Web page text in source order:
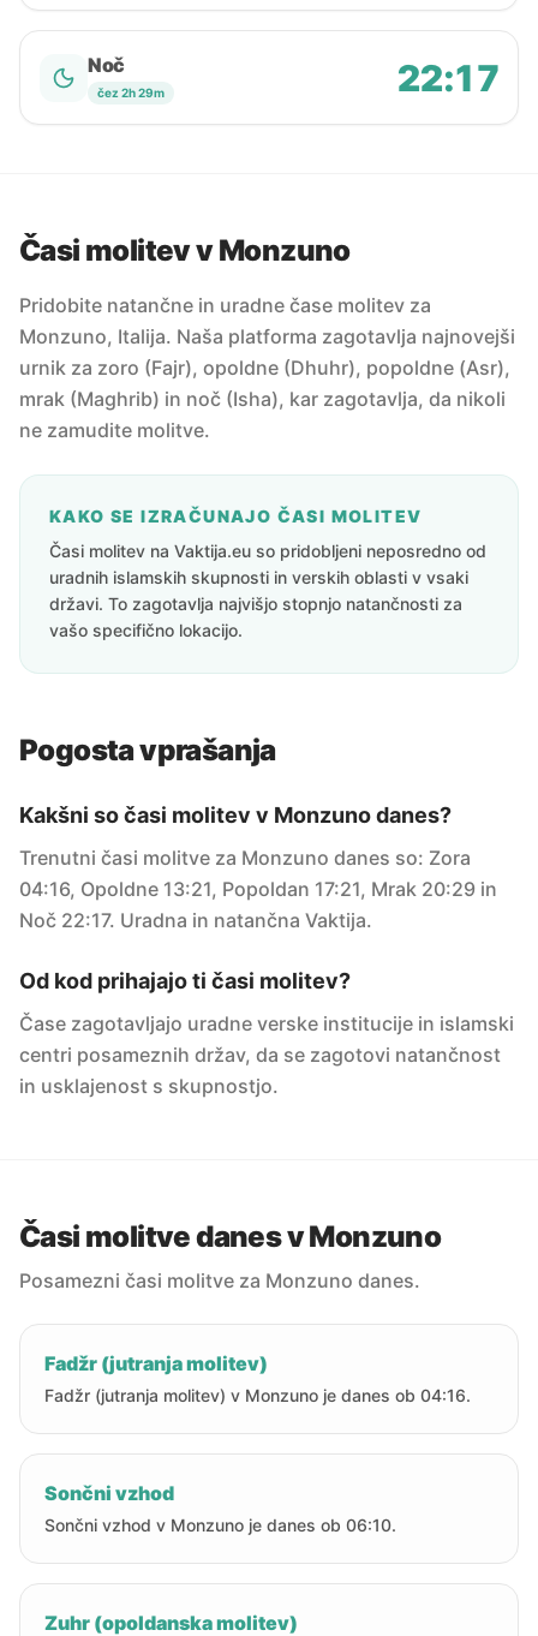
Noč
čez 2h 29m 22:17
Časi molitev v Monzuno
Pridobite natančne in uradne čase molitev za
Monzuno, Italija. Naša platforma zagotavlja najnovejši
urnik za zoro (Fajr), opoldne (Dhuhr), popoldne (Asr),
mrak (Maghrib) in noč (Isha), kar zagotavlja, da nikoli
ne zamudite molitve.
KAKO SE IZRAČUNAJO ČASI MOLITEV
Časi molitev na Vaktija.eu so pridobljeni neposredno od
uradnih islamskih skupnosti in verskih oblasti v vsaki
državi. To zagotavlja najvišjo stopnjo natančnosti za
vašo specifično lokacijo.
Pogosta vprašanja
Kakšni so časi molitev v Monzuno danes?
Trenutni časi molitve za Monzuno danes so: Zora
04:16, Opoldne 13:21, Popoldan 17:21, Mrak 20:29 in
Noč 22:17. Uradna in natančna Vaktija.
Od kod prihajajo ti časi molitev?
Čase zagotavljajo uradne verske institucije in islamski
centri posameznih držav, da se zagotovi natančnost
in usklajenost s skupnostjo.
Časi molitve danes v Monzuno
Posamezni časi molitve za Monzuno danes.
Fadžr (jutranja molitev)
Fadžr (jutranja molitev) v Monzuno je danes ob 04:16.
Sončni vzhod
Sončni vzhod v Monzuno je danes ob 06:10.
Zuhr (opoldanska molitev)